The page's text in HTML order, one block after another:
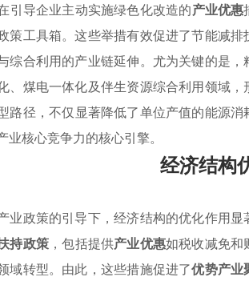
引导企业主动实施绿色化改造的产业优惠
策工具箱。这些举措有效促进了节能减
综合利用的产业链延伸。尤为关键的是，
、煤电一体化及伴生资源综合利用领域
路径，不仅显著降低了单位产值的能源
业核心竞争力的核心引擎。
经济结构
业政策的引导下，经济结构的优化作用
持政策 ，包括提供产业优惠如税收减免和
域转型。由此，这些措施促进了优势产业